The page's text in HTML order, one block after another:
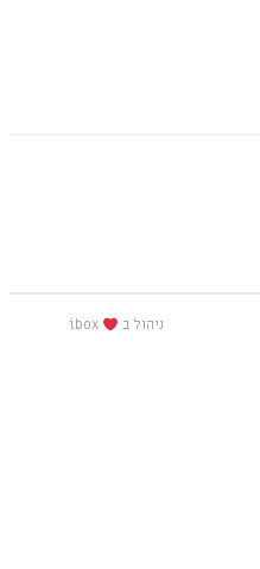
ניהול ב